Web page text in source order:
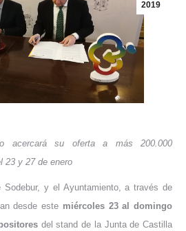
2019
acercará su oferta a más 200.000
23 y 27 de enero
Sodebur, y el Ayuntamiento, a través de
desde este miércoles 23 al domingo
del stand de la Junta de Castilla